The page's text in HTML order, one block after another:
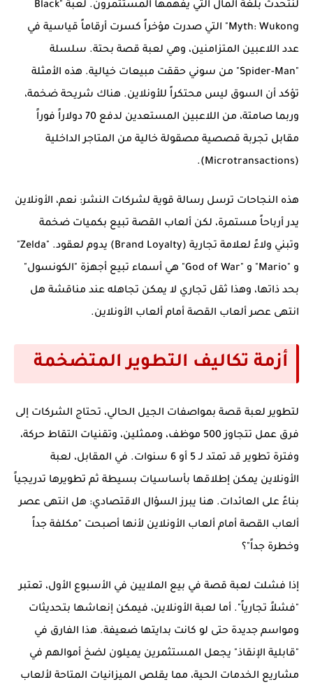
لنتحدث بلغة المال التي يفهمها المستثمرون. لعبة "Black
Myth: Wukong" التي صدرت مؤخراً كسرت أرقاماً قياسية في
عدد اللاعبين المتزامنين، وهي لعبة قصة بحتة. سلسلة
"Spider-Man" من سوني حققت مبيعات خيالية. هذه الأمثلة
تؤكد أن السوق ليس محتكراً للأونلاين. هناك شريحة ضخمة،
وربما صامتة، من اللاعبين المستعدين لدفع 70 دولاراً فوراً
مقابل تجربة قصصية مصقولة خالية من المتاجر الداخلية
(Microtransactions).
هذه النجاحات ترسل رسالة قوية لشركات النشر: نعم، الأونلاين
يدر أرباحاً مستمرة، لكن ألعاب القصة تبيع بكميات ضخمة
وتبني ولاءً لعلامة تجارية (Brand Loyalty) يدوم لعقود. "Zelda"
و "Mario" و "God of War" هي أسماء تبيع أجهزة "الكونسول"
بحد ذاتها، وهذا ثقل تجاري لا يمكن تجاهله عند مناقشة هل
انتهى عصر ألعاب القصة أمام ألعاب الأونلاين.
أزمة تكاليف التطوير المتضخمة
لتطوير لعبة قصة بمواصفات الجيل الحالي، تحتاج الشركات إلى
فرق عمل تتجاوز 500 موظف، وممثلين، وتقنيات التقاط حركة،
وفترة تطوير قد تمتد لـ 5 أو 6 سنوات. في المقابل، لعبة
الأونلاين يمكن إطلاقها بأساسيات بسيطة ثم تطويرها تدريجياً
بناءً على العائدات. هنا يبرز السؤال الاقتصادي: هل انتهى عصر
ألعاب القصة أمام ألعاب الأونلاين لأنها أصبحت "مكلفة جداً
وخطرة جداً"؟
إذا فشلت لعبة قصة في بيع الملايين في الأسبوع الأول، تعتبر
"فشلاً تجارياً". أما لعبة الأونلاين، فيمكن إنعاشها بتحديثات
ومواسم جديدة حتى لو كانت بدايتها ضعيفة. هذا الفارق في
"قابلية الإنقاذ" يجعل المستثمرين يميلون لضخ أموالهم في
مشاريع الخدمات الحية، مما يقلص الميزانيات المتاحة لألعاب